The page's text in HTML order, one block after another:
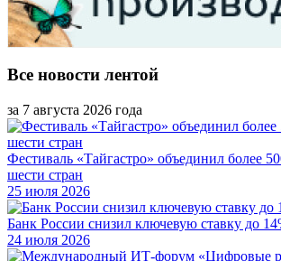
Все новости лентой
за 7 августа 2026 года
Фестиваль «Тайгастро» объединил более
шести стран
25 июля 2026
Банк России снизил ключевую ставку до
24 июля 2026